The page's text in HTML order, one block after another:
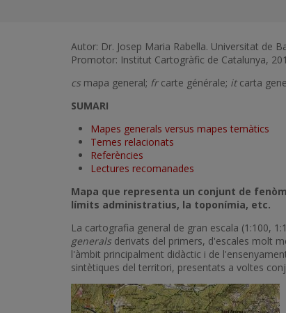
Autor: Dr. Josep Maria Rabella. Universitat de
Promotor: Institut Cartogràfic de Catalunya,
cs mapa general; frcarte générale; itcarta
SUMARI
Mapes generals versus mapes temàtics
Temes relacionats
Referències
Lectures recomanades
Mapa que representa un conjunt de
límits administratius, la toponímia, etc.
La cartografia general de gran escala (1:100,
generals derivats del primers, d'escales molt
l'àmbit principalment didàctic i de
sintètiques del territori, presentats a voltes
Imatge